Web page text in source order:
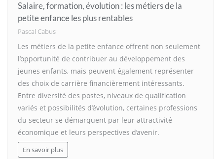
Salaire, formation, évolution : les métiers de la
petite enfance les plus rentables
Pascal Cabus
Les métiers de la petite enfance offrent non seulement
l’opportunité de contribuer au développement des
jeunes enfants, mais peuvent également représenter
des choix de carrière financièrement intéressants.
Entre diversité des postes, niveaux de qualification
variés et possibilités d’évolution, certaines professions
du secteur se démarquent par leur attractivité
économique et leurs perspectives d’avenir.
En savoir plus